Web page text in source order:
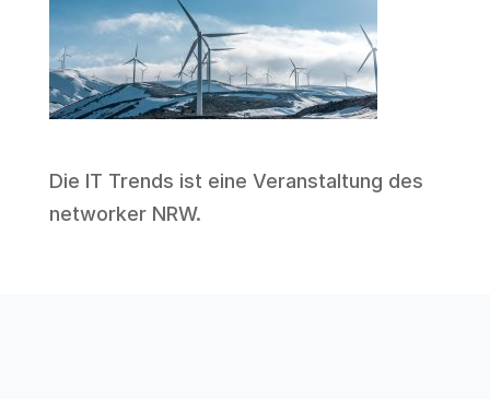
Die IT Trends ist eine Veranstaltung des
networker NRW.